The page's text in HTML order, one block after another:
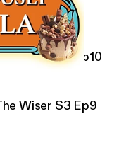
S3 Ep 11 Nearly 30
Wiser S3 Ep10
Wiser S3 Ep9